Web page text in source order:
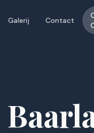
Galerij Contact